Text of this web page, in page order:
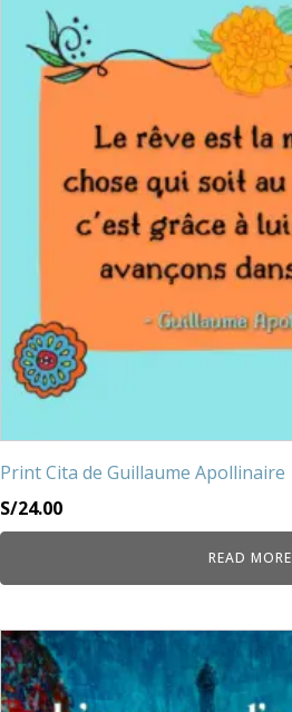
Print Cita de Guillaume Apollinaire
S/24.00
READ MORE